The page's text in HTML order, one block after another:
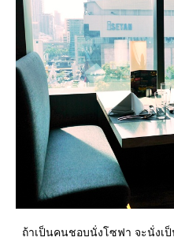
ถ้าเป็นคนชอบนั่งโซฟา จะนั่งเ